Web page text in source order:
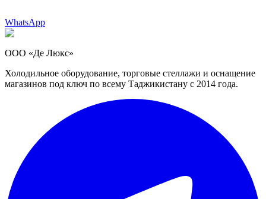
WhatsApp
ООО «Де Люкс»
Холодильное оборудование, торговые стеллажи и оснащение
магазинов под ключ по всему Таджикистану с 2014 года.